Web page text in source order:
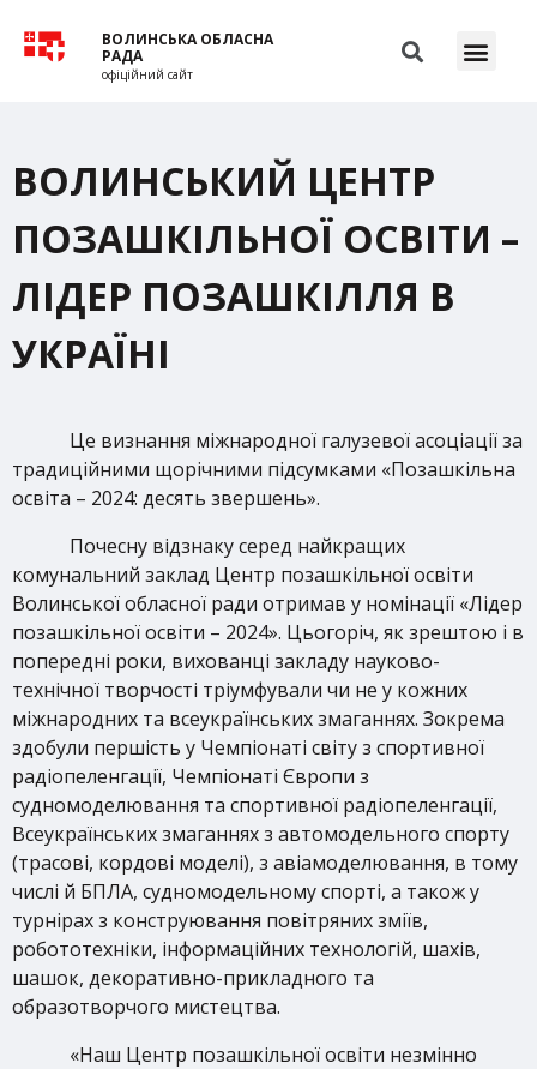
ВОЛИНСЬКА ОБЛАСНА
РАДА
офіційний сайт
ВОЛИНСЬКИЙ ЦЕНТР
ПОЗАШКІЛЬНОЇ ОСВІТИ –
ЛІДЕР ПОЗАШКІЛЛЯ В
УКРАЇНІ
Це визнання міжнародної галузевої асоціації за
традиційними щорічними підсумками «Позашкільна
освіта – 2024: десять звершень».
Почесну відзнаку серед найкращих
комунальний заклад Центр позашкільної освіти
Волинської обласної ради отримав у номінації «Лідер
позашкільної освіти – 2024». Цьогоріч, як зрештою і в
попередні роки, вихованці закладу науково-
технічної творчості тріумфували чи не у кожних
міжнародних та всеукраїнських змаганнях. Зокрема
здобули першість у Чемпіонаті світу з спортивної
радіопеленгації, Чемпіонаті Європи з
судномоделювання та спортивної радіопеленгації,
Всеукраїнських змаганнях з автомодельного спорту
(трасові, кордові моделі), з авіамоделювання, в тому
числі й БПЛА, судномодельному спорті, а також у
турнірах з конструювання повітряних зміїв,
робототехніки, інформаційних технологій, шахів,
шашок, декоративно-прикладного та
образотворчого мистецтва.
«Наш Центр позашкільної освіти незмінно